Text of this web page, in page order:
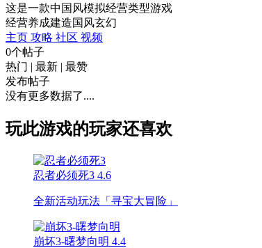
这是一款中国风模拟经营类型游戏
经营养成建造国风玄幻
主页 攻略 社区 视频
0个帖子
热门 | 最新 | 最赞
发布帖子
没有更多数据了....
玩此游戏的玩家还喜欢
忍者必须死3 4.6
全新活动玩法「寻宝大冒险」
崩坏3-曙梦向明 4.4